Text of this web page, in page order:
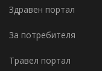
Здравен портал
За потребителя
Травел портал